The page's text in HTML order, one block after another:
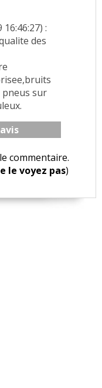
:
des
sur
commentaire.
le voyez pas)